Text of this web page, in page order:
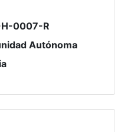
0007-R
Autónoma